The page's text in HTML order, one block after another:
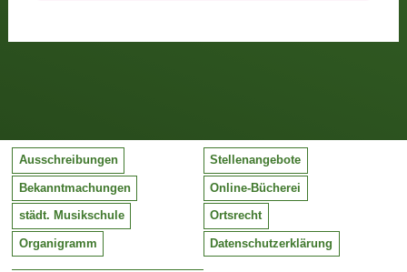
Ausschreibungen Stellenangebote
Bekanntmachungen Online-Bücherei
städt. Musikschule Ortsrecht
Organigramm Datenschutzerklärung